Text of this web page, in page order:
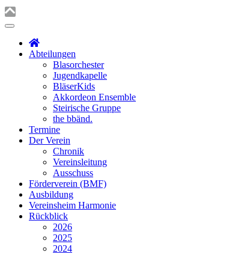
Abteilungen
Blasorchester
Jugendkapelle
BläserKids
Akkordeon Ensemble
Steirische Gruppe
the bbänd.
Termine
Der Verein
Chronik
Vereinsleitung
Ausschuss
Förderverein (BMF)
Ausbildung
Vereinsheim Harmonie
Rückblick
2026
2025
2024